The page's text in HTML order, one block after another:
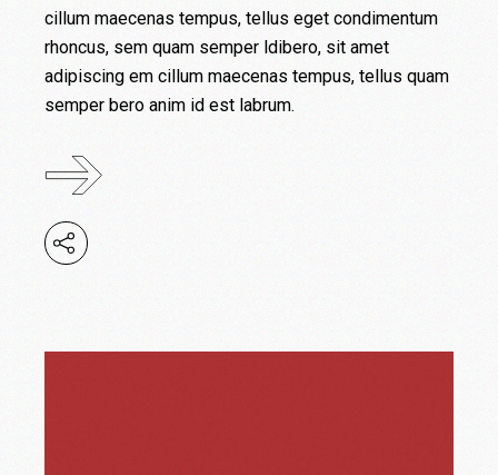
cillum maecenas tempus, tellus eget condimentum
rhoncus, sem quam semper ldibero, sit amet
adipiscing em cillum maecenas tempus, tellus quam
semper bero anim id est labrum.